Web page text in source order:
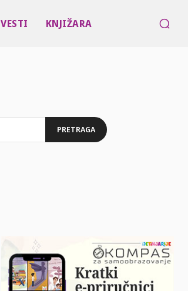
VESTI KNJIŽARA
PRETRAGA